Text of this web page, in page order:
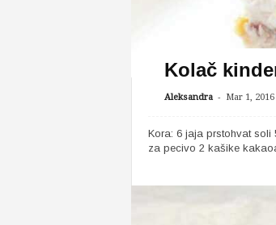
Kolač
Aleksandra - Mar 1, 2016
Kora: 6 jaja prstohvat
za pecivo 2 kašike